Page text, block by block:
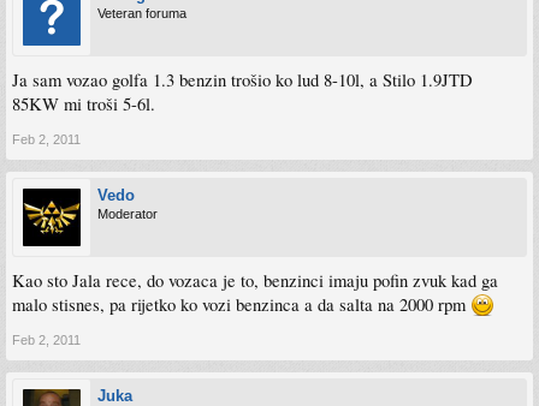
Veteran foruma
Ja sam vozao golfa 1.3 benzin trošio ko lud 8-10l, a Stilo 1.9JTD
85KW mi troši 5-6l.
Feb 2, 2011
Vedo
Moderator
Kao sto Jala rece, do vozaca je to, benzinci imaju pofin zvuk kad ga
malo stisnes, pa rijetko ko vozi benzinca a da salta na 2000 rpm
Feb 2, 2011
Juka